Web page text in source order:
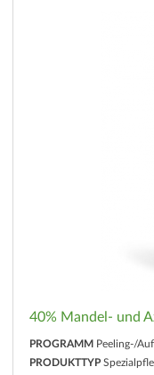
40% Mandel- und
PROGRAMM Peeling-/
PRODUKTTYP